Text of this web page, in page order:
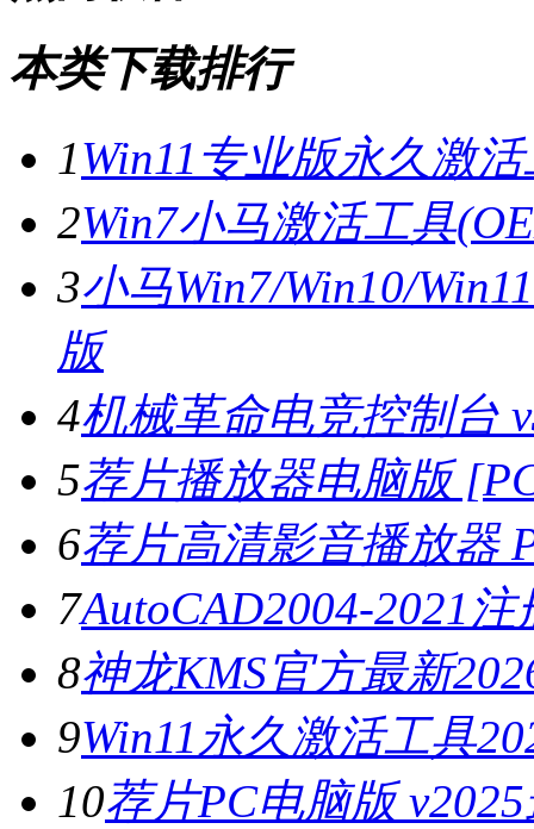
本类下载排行
1Win11专业版永久激
2Win7小马激活工具
3小马Win7/Win10/
版
4机械革命电竞控制台
5荐片播放器电脑版
6荐片高清影音播放器
7AutoCAD2004-2021
8神龙KMS官方最新
9Win11永久激活工具
10荐片PC电脑版